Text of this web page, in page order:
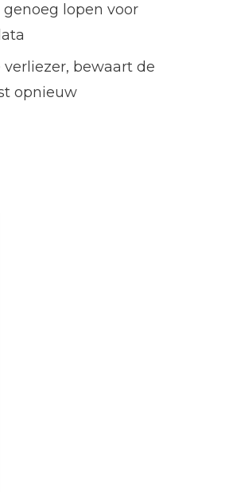
genoeg lopen voor
bewaart de
opnieuw